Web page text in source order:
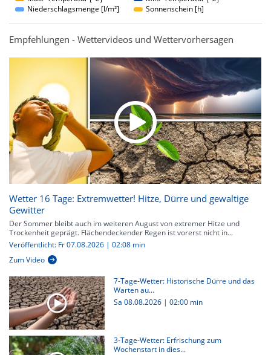
Niederschlagsmenge [l/m²]
Sonnenschein [h]
Empfehlungen - Wettervideos und Wettervorhersagen
Wetter 16 Tage: Extremwetter! Hitze, Dürre und gewaltige
Gewitter
Der Sommer bleibt auch im weiteren August von extremer Hitze und
Trockenheit geprägt. Flächendeckender Regen ist vorerst nicht in...
Veröffentlicht: Fr 07.08.2026 | 02:08 min
Zum Video
7-Tage-Wetter: Historische Dürre und das
Warten au...
Sa 08.08.2026 | 02:00 min
3-Tage-Wetter: Erfrischung zum
Wochenstart in dies...